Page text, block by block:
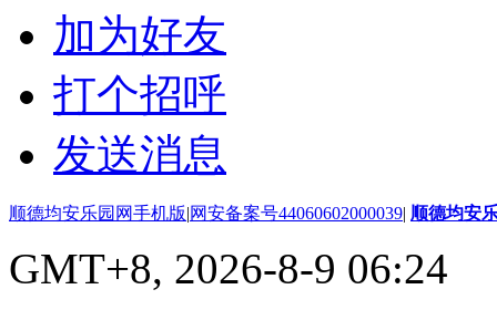
加为好友
打个招呼
发送消息
顺德均安乐园网手机版|网安备案号44060602000039| 顺德均安
GMT+8, 2026-8-9 06:24